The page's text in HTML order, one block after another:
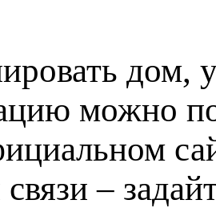
дом,
можно
–